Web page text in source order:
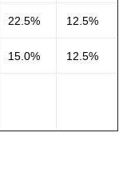
22.5% 12.5%
15.0% 12.5%